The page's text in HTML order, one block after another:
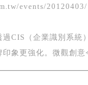
events/20120403/
CIS（企業識別系
象更強化。微觀創